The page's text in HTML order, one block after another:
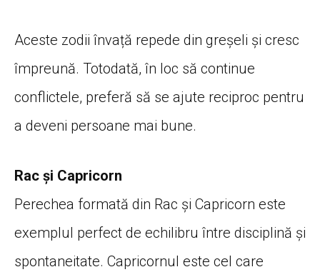
Aceste zodii învață repede din greșeli și cresc
împreună. Totodată, în loc să continue
conflictele, preferă să se ajute reciproc pentru
a deveni persoane mai bune.
Rac și Capricorn
Perechea formată din Rac și Capricorn este
exemplul perfect de echilibru între disciplină și
spontaneitate. Capricornul este cel care